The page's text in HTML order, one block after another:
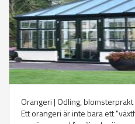
Orangeri | Odling,
Ett orangeri är inte bara ett